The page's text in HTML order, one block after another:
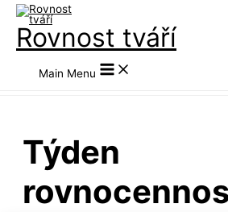
Přeskočit na obsah
Rovnost tváří
Main Menu
Týden